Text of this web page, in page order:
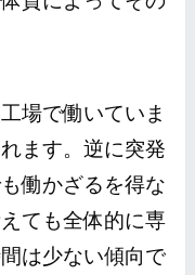
場で働いていま
ます。逆に突発
働かざるを得な
ても全体的に専
は少ない傾向で